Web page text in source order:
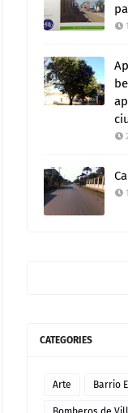
CATEGORIES
Arte Barrio